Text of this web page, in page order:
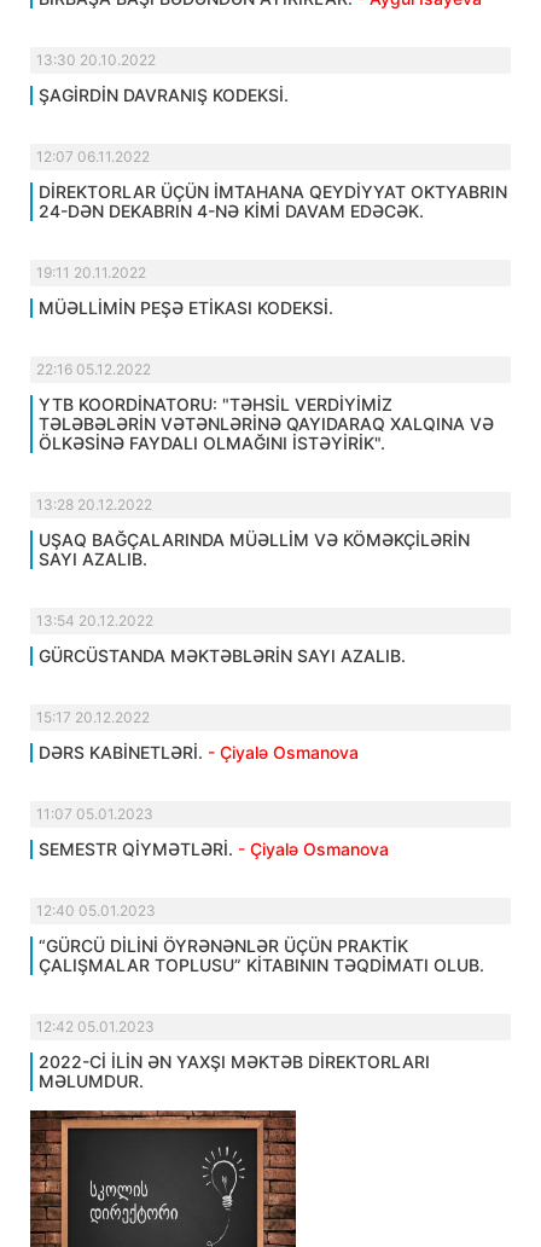
13:30 20.10.2022
ŞAGİRDİN DAVRANIŞ KODEKSİ.
12:07 06.11.2022
DİREKTORLAR ÜÇÜN İMTAHANA QEYDİYYAT OKTYABRIN
24-DƏN DEKABRIN 4-NƏ KİMİ DAVAM EDƏCƏK.
19:11 20.11.2022
MÜƏLLİMİN PEŞƏ ETİKASI KODEKSİ.
22:16 05.12.2022
YTB KOORDİNATORU: "TƏHSİL VERDİYİMİZ
TƏLƏBƏLƏRİN VƏTƏNLƏRİNƏ QAYIDARAQ XALQINA VƏ
ÖLKƏSİNƏ FAYDALI OLMAĞINI İSTƏYİRİK".
13:28 20.12.2022
UŞAQ BAĞÇALARINDA MÜƏLLİM VƏ KÖMƏKÇİLƏRİN
SAYI AZALIB.
13:54 20.12.2022
GÜRCÜSTANDA MƏKTƏBLƏRİN SAYI AZALIB.
15:17 20.12.2022
DƏRS KABİNETLƏRİ. - Çiyalə Osmanova
11:07 05.01.2023
SEMESTR QİYMƏTLƏRİ. - Çiyalə Osmanova
12:40 05.01.2023
“GÜRCÜ DİLİNİ ÖYRƏNƏNLƏR ÜÇÜN PRAKTİK
ÇALIŞMALAR TOPLUSU” KİTABININ TƏQDİMATI OLUB.
12:42 05.01.2023
2022-Cİ İLİN ƏN YAXŞI MƏKTƏB DİREKTORLARI
MƏLUMDUR.